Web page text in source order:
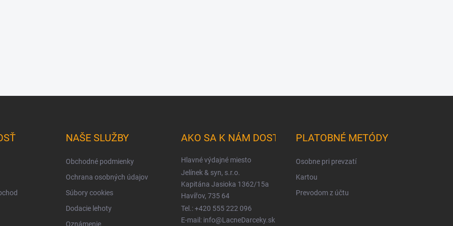
NAŠE SLUŽBY
Obchodné podmienky
Ochrana osobných údajov
Súbory cookies
Dodacie lehoty
Oznámenie
AKO SA K NÁM DOSTANETE
Hlavné výdajné miesto
Jelínek & syn, s.r.o.
Kapitána Jasioka 1362/15a
Havířov, 735 64
Tel.: +420 555 222 096
E-mail: info@LacneDarceky.sk
PLATOBNÉ METÓDY
Osobne pri prevzatí
Kartou
Prevodom z účtu